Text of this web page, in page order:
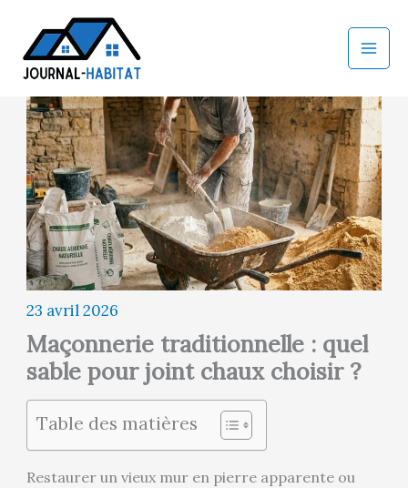
contenu
23 avril 2026
Maçonnerie traditionnelle : quel
sable pour joint chaux choisir ?
Table des matières
Restaurer un vieux mur en pierre apparente ou